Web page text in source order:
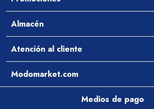
Almacén
Arroz y Legumbres
Pastas Secas y Salsas
Atención al cliente
Cómo comprar
Modomarket.com
Medios de pago